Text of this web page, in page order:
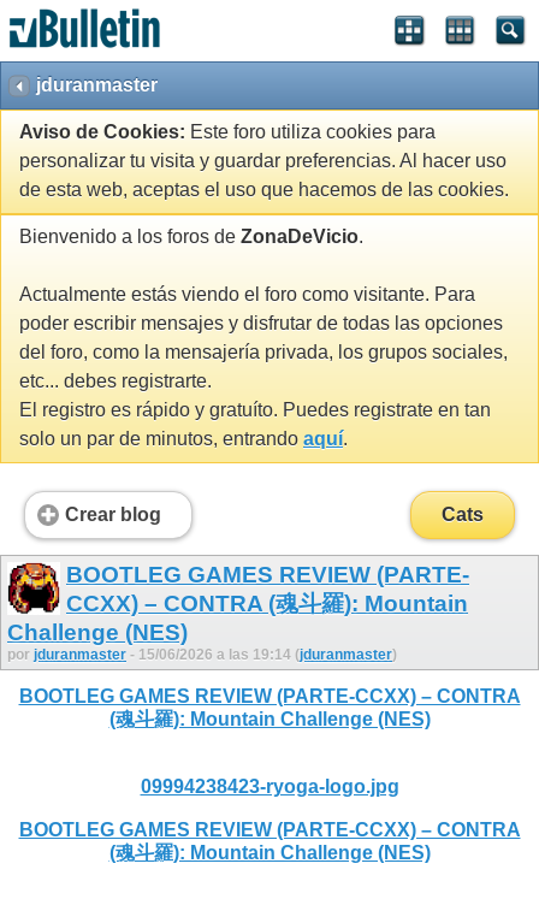
jduranmaster
Aviso de Cookies: Este foro utiliza cookies para
personalizar tu visita y guardar preferencias. Al hacer uso
de esta web, aceptas el uso que hacemos de las cookies.
Bienvenido a los foros de ZonaDeVicio.
Actualmente estás viendo el foro como visitante. Para
poder escribir mensajes y disfrutar de todas las opciones
del foro, como la mensajería privada, los grupos sociales,
etc... debes registrarte.
El registro es rápido y gratuíto. Puedes registrate en tan
solo un par de minutos, entrando aquí.
Crear blog Cats
BOOTLEG GAMES REVIEW (PARTE-
CCXX) – CONTRA (魂斗羅): Mountain
Challenge (NES)
por jduranmaster - 15/06/2026 a las 19:14 (jduranmaster)
BOOTLEG GAMES REVIEW (PARTE-CCXX) – CONTRA
(魂斗羅): Mountain Challenge (NES)
09994238423-ryoga-logo.jpg
BOOTLEG GAMES REVIEW (PARTE-CCXX) – CONTRA
(魂斗羅): Mountain Challenge (NES)